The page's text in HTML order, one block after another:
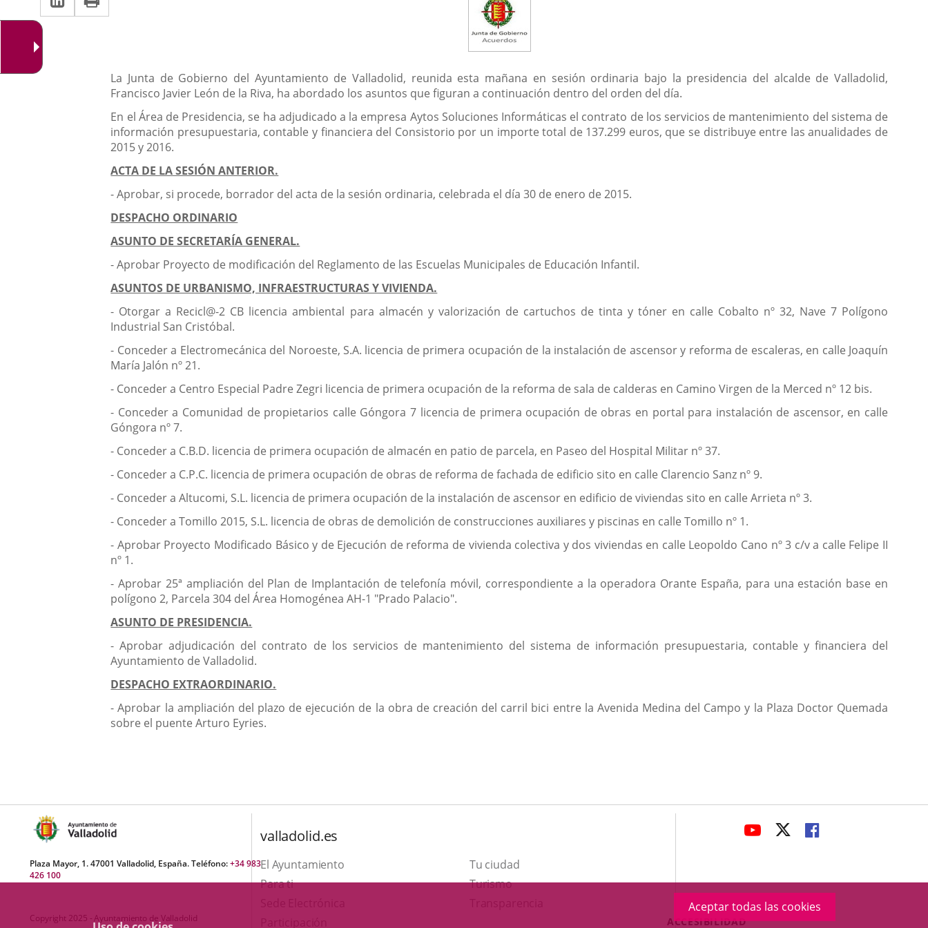
Aceptar todas las cookies
aplicación
a
externa.Descripción
La Junta de Gobierno del Ayuntamiento de Valladolid, reunida esta mañana en sesión ordinaria bajo la presidencia del alcalde de Valladolid,
Francisco Javier León de la Riva, ha abordado los asuntos que figuran a continuación dentro del orden del día.
En el Área de Presidencia, se ha adjudicado a la empresa Aytos Soluciones Informáticas el contrato de los servicios de mantenimiento del sistema de
información presupuestaria, contable y financiera del Consistorio por un importe total de 137.299 euros, que se distribuye entre las anualidades de
2015 y 2016.
ACTA DE LA SESIÓN ANTERIOR.
- Aprobar, si procede, borrador del acta de la sesión ordinaria, celebrada el día 30 de enero de 2015.
DESPACHO ORDINARIO
ASUNTO DE SECRETARÍA GENERAL.
- Aprobar Proyecto de modificación del Reglamento de las Escuelas Municipales de Educación Infantil.
ASUNTOS DE URBANISMO, INFRAESTRUCTURAS Y VIVIENDA.
- Otorgar a Recicl@-2 CB licencia ambiental para almacén y valorización de cartuchos de tinta y tóner en calle Cobalto nº 32, Nave 7 Polígono
Industrial San Cristóbal.
- Conceder a Electromecánica del Noroeste, S.A. licencia de primera ocupación de la instalación de ascensor y reforma de escaleras, en calle Joaquín
María Jalón nº 21.
- Conceder a Centro Especial Padre Zegri licencia de primera ocupación de la reforma de sala de calderas en Camino Virgen de la Merced nº 12 bis.
- Conceder a Comunidad de propietarios calle Góngora 7 licencia de primera ocupación de obras en portal para instalación de ascensor, en calle
Góngora nº 7.
- Conceder a C.B.D. licencia de primera ocupación de almacén en patio de parcela, en Paseo del Hospital Militar nº 37.
- Conceder a C.P.C. licencia de primera ocupación de obras de reforma de fachada de edificio sito en calle Clarencio Sanz nº 9.
- Conceder a Altucomi, S.L. licencia de primera ocupación de la instalación de ascensor en edificio de viviendas sito en calle Arrieta nº 3.
- Conceder a Tomillo 2015, S.L. licencia de obras de demolición de construcciones auxiliares y piscinas en calle Tomillo nº 1.
- Aprobar Proyecto Modificado Básico y de Ejecución de reforma de vivienda colectiva y dos viviendas en calle Leopoldo Cano nº 3 c/v a calle Felipe II
nº 1.
- Aprobar 25ª ampliación del Plan de Implantación de telefonía móvil, correspondiente a la operadora Orante España, para una estación base en
polígono 2, Parcela 304 del Área Homogénea AH-1 "Prado Palacio".
ASUNTO DE PRESIDENCIA.
- Aprobar adjudicación del contrato de los servicios de mantenimiento del sistema de información presupuestaria, contable y financiera del
Ayuntamiento de Valladolid.
DESPACHO EXTRAORDINARIO.
- Aprobar la ampliación del plazo de ejecución de la obra de creación del carril bici entre la Avenida Medina del Campo y la Plaza Doctor Quemada
sobre el puente Arturo Eyries.
Plaza Mayor, 1. 47001 Valladolid, España. Teléfono:+34 983
426 100
Copyright 2025 - Ayuntamiento de Valladolid
valladolid.es
El Ayuntamiento
Tu ciudad
Para ti
TurismoEste
ENLACE
APLICACIÓN
EXTERNA.
ENLACE
APLICACIÓN
EXTERNA.
ENLACE
APLICACIÓN
EXTERNA.
Menú
ACCESIBILIDAD